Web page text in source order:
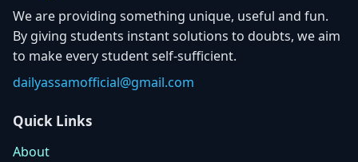
We are providing something unique, useful and fun.
By giving students instant solutions to doubts, we aim
to make every student self-sufficient.
dailyassamofficial@gmail.com
Quick Links
About